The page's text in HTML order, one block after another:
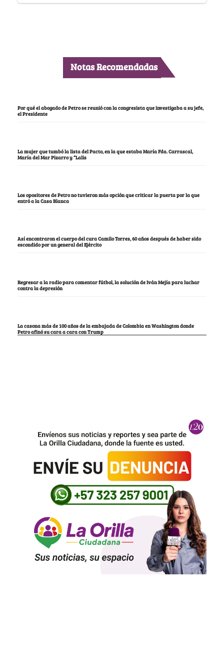
Notas Recomendadas
Por qué el abogado de Petro se reunió con la congresista que investigaba a su jefe,
el Presidente
La mujer que tumbó la lista del Pacto, en la que estaba María Fda. Carrascal,
María del Mar Pizarro y “Lalis
Los opositores de Petro no tuvieron más opción que criticar la puerta por la que
entró a la Casa Blanca
Así encontraron el cuerpo del cura Camilo Torres, 60 años después de haber sido
escondido por un general del Ejército
Regresar a la radio para comentar fútbol, la solución de Iván Mejía para luchar
contra la depresión
La casona más de 100 años de la embajada de Colombia en Washington donde
Petro afinó su cara a cara con Trump